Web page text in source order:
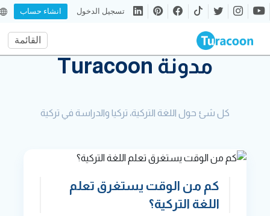
تسجيل الدخول انشاء حساب
القائمة
مدونة Turacoon
كل شئ حول اللغة التركية، تركيا والدراسة في تركية
كم من الوقت يستغرق تعلم
اللغة التركية؟